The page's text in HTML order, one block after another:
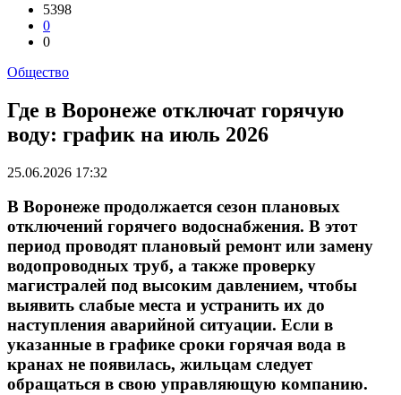
5398
0
0
Общество
Где в Воронеже отключат горячую
воду: график на июль 2026
25.06.2026 17:32
В Воронеже продолжается сезон плановых
отключений горячего водоснабжения. В этот
период проводят плановый ремонт или замену
водопроводных труб, а также проверку
магистралей под высоким давлением, чтобы
выявить слабые места и устранить их до
наступления аварийной ситуации. Если в
указанные в графике сроки горячая вода в
кранах не появилась, жильцам следует
обращаться в свою управляющую компанию.